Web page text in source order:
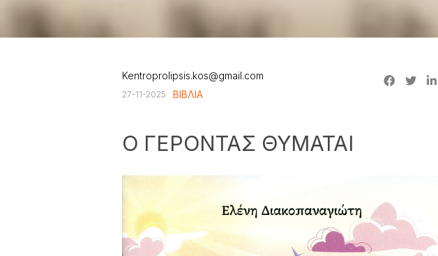
Kentroprolipsis.kos@gmail.com
27-11-2025 ΒΙΒΛΙΑ
Ο ΓΕΡΟΝΤΑΣ ΘΥΜΑΤΑΙ